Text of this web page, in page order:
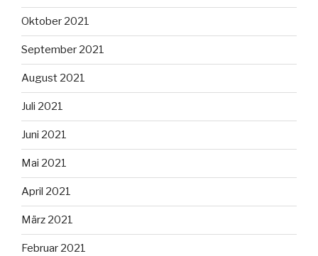
Oktober 2021
September 2021
August 2021
Juli 2021
Juni 2021
Mai 2021
April 2021
März 2021
Februar 2021